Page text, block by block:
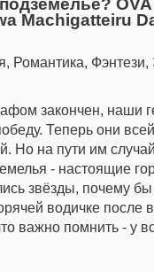
Machigatteiru
Романтика,
закончен, наши
Теперь они
Но на пути им
- настоящие
звёзды, почему
водичке после
важно помнить - у